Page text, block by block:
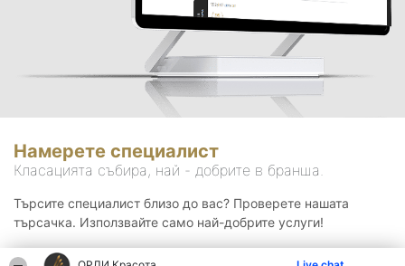
Намерете специалист
Класацията събира, най - добрите в бранша.
Търсите специалист близо до вас? Проверете нашата
търсачка. Използвайте само най-добрите услуги!